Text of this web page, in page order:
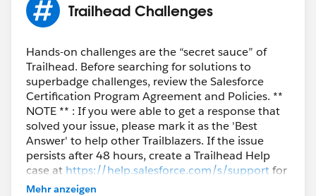
Trailhead Challenges
Hands-on challenges are the “secret sauce” of
Trailhead. Before searching for solutions to
superbadge challenges, review the Salesforce
Certification Program Agreement and Policies. **
NOTE ** : If you were able to get a response that
solved your issue, please mark it as the 'Best
Answer' to help other Trailblazers. If the issue
persists after 48 hours, create a Trailhead Help
case at https://help.salesforce.com/s/supportfor
further assistance.
Mehr anzeigen